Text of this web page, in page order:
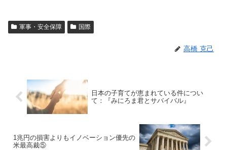
軍事・安全保障 国際
高橋 克己
日本の子育てが恵まれている件につい
て：『みにろま君とサバイバル』
1兆円の損害よりもイノベーション優先の
米最高裁⑤